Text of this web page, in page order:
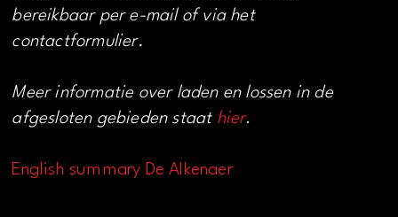
bereikbaar per e-mail of via het
contactformulier.
Meer informatie over laden en lossen in de
afgesloten gebieden staat hier.
English summary De Alkenaer